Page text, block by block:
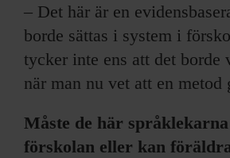
– Det här är en
borde sättas i system i
tycker inte ens att det borde
när man nu vet att en metod
Måste de här
förskolan eller kan